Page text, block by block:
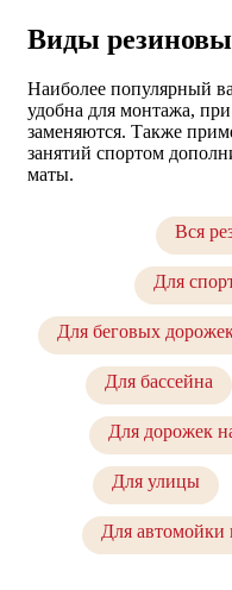
Виды
Наиболее популярный
удобна для монтажа,
заменяются. Также
занятий спортом
маты.
Вся
Для
Для беговых
Для бассейна
Для дорожек
Для улицы
Для